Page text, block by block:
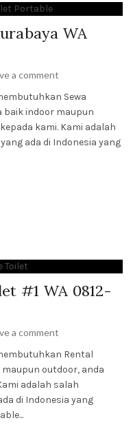
WA
a comment
Sewa
baik indoor maupun
kami. Kami adalah
ada di Indonesia yang
#1 WA 0812-
a comment
Rental
outdoor, anda
adalah salah
di Indonesia yang